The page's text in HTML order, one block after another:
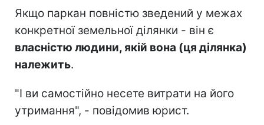
Якщо паркан повністю зведений у межах
конкретної земельної ділянки - він є
власністю людини, якій вона (ця ділянка)
належить.
"І ви самостійно несете витрати на його
утримання", - повідомив юрист.